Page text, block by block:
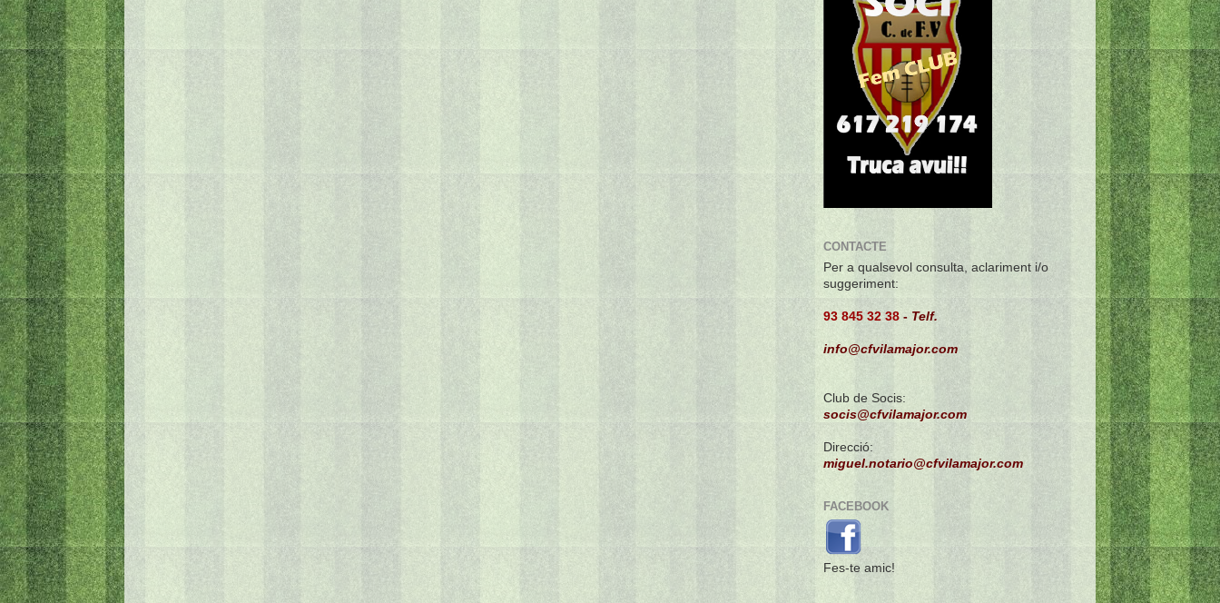
CONTACTE
Per a qualsevol consulta, aclariment i/o
suggeriment:
93 845 32 38 - Telf.
info@cfvilamajor.com
Club de Socis:
socis@cfvilamajor.com
Direcció:
miguel.notario@cfvilamajor.com
FACEBOOK
Fes-te amic!